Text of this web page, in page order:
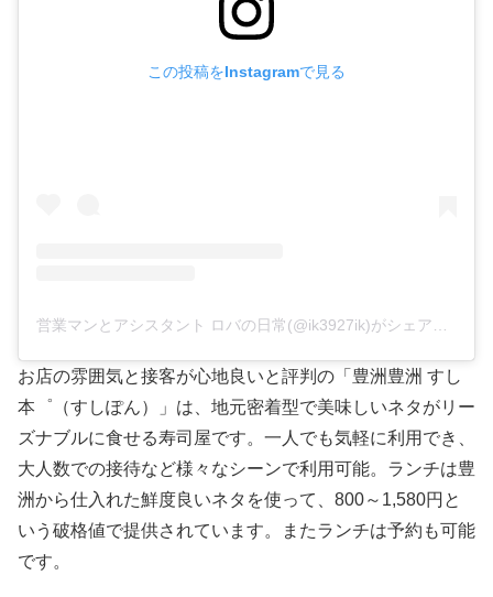
この投稿をInstagramで見る
お店の雰囲気と接客が心地良いと評判の「豊洲豊洲 すし
本゜（すしぽん）」は、地元密着型で美味しいネタがリー
ズナブルに食せる寿司屋です。一人でも気軽に利用でき、
大人数での接待など様々なシーンで利用可能。ランチは豊
洲から仕入れた鮮度良いネタを使って、800～1,580円と
いう破格値で提供されています。またランチは予約も可能
です。